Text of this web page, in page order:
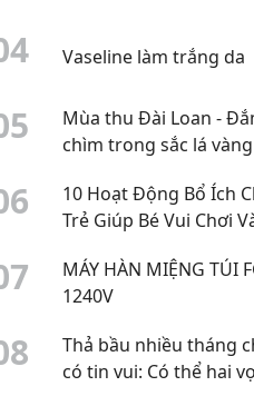
4 Vaseline làm trắng da
5
Mùa thu Đài Loan -
chìm trong sắc lá
6
10 Hoạt Động Bổ Ích
Trẻ Giúp Bé Vui Chơi
7
MÁY HÀN MIỆNG TÚI
1240V
8
Thả bầu nhiều tháng
có tin vui: Có thể hai